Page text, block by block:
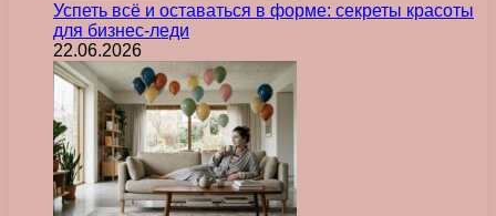
Успеть всё и оставаться в форме: секреты красоты
для бизнес-леди
22.06.2026